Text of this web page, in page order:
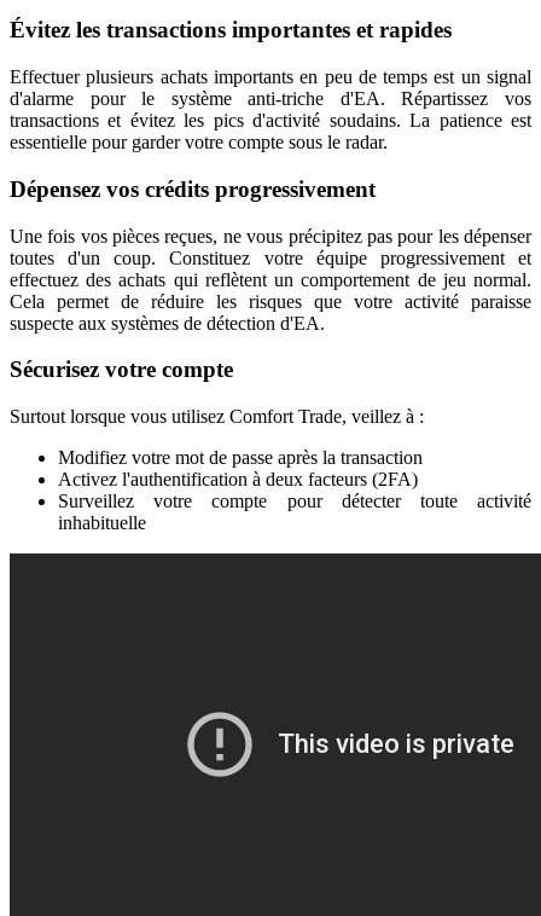
Évitez les transactions importantes et rapides
Effectuer plusieurs achats importants en peu de temps est un signal
d'alarme pour le système anti-triche d'EA. Répartissez vos
transactions et évitez les pics d'activité soudains. La patience est
essentielle pour garder votre compte sous le radar.
Dépensez vos crédits progressivement
Une fois vos pièces reçues, ne vous précipitez pas pour les dépenser
toutes d'un coup. Constituez votre équipe progressivement et
effectuez des achats qui reflètent un comportement de jeu normal.
Cela permet de réduire les risques que votre activité paraisse
suspecte aux systèmes de détection d'EA.
Sécurisez votre compte
Surtout lorsque vous utilisez Comfort Trade, veillez à :
Modifiez votre mot de passe après la transaction
Activez l'authentification à deux facteurs (2FA)
Surveillez votre compte pour détecter toute activité
inhabituelle